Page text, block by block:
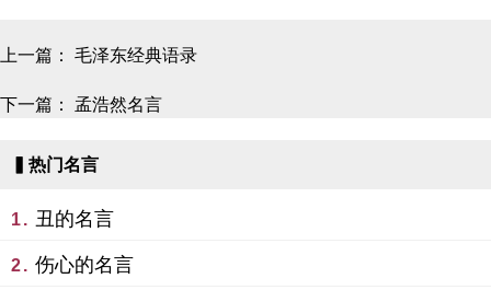
上一篇： 毛泽东经典语录
下一篇： 孟浩然名言
▍热门名言
1. 丑的名言
2. 伤心的名言